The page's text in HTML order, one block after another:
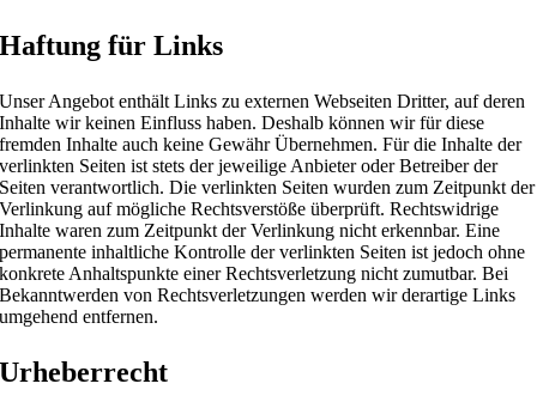
Haftung für Links
Unser Angebot enthält Links zu externen Webseiten Dritter, auf deren
Inhalte wir keinen Einfluss haben. Deshalb können wir für diese
fremden Inhalte auch keine Gewähr Übernehmen. Für die Inhalte der
verlinkten Seiten ist stets der jeweilige Anbieter oder Betreiber der
Seiten verantwortlich. Die verlinkten Seiten wurden zum Zeitpunkt der
Verlinkung auf mögliche Rechtsverstöße überprüft. Rechtswidrige
Inhalte waren zum Zeitpunkt der Verlinkung nicht erkennbar. Eine
permanente inhaltliche Kontrolle der verlinkten Seiten ist jedoch ohne
konkrete Anhaltspunkte einer Rechtsverletzung nicht zumutbar. Bei
Bekanntwerden von Rechtsverletzungen werden wir derartige Links
umgehend entfernen.
Urheberrecht